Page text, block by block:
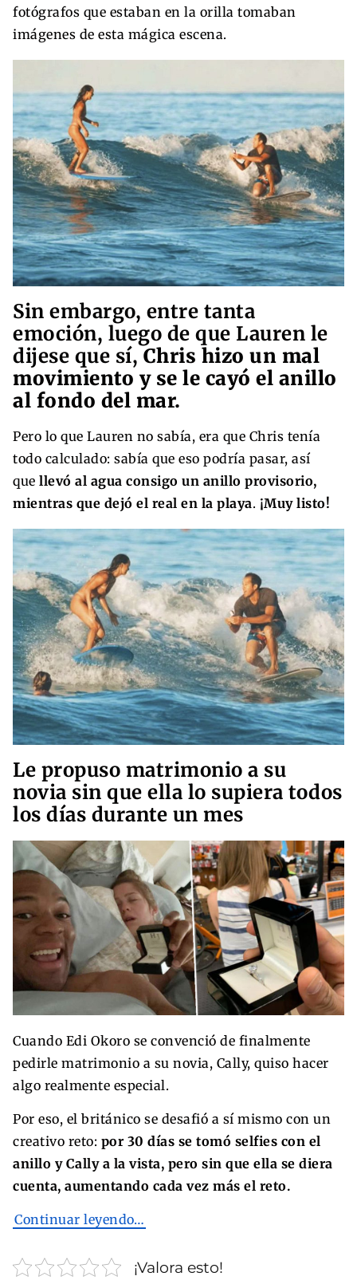
fotógrafos que estaban en la orilla tomaban
imágenes de esta mágica escena.
Sin embargo, entre tanta
emoción, luego de que Lauren le
dijese que sí, Chris hizo un mal
movimiento y se le cayó el anillo
al fondo del mar.
Pero lo que Lauren no sabía, era que Chris tenía
todo calculado: sabía que eso podría pasar, así
que llevó al agua consigo un anillo provisorio,
mientras que dejó el real en la playa. ¡Muy listo!
Le propuso matrimonio a su
novia sin que ella lo supiera todos
los días durante un mes
Cuando Edi Okoro se convenció de finalmente
pedirle matrimonio a su novia, Cally, quiso hacer
algo realmente especial.
Por eso, el británico se desafió a sí mismo con un
creativo reto: por 30 días se tomó selfies con el
anillo y Cally a la vista, pero sin que ella se diera
cuenta, aumentando cada vez más el reto.
Continuar leyendo…
¡Valora esto!